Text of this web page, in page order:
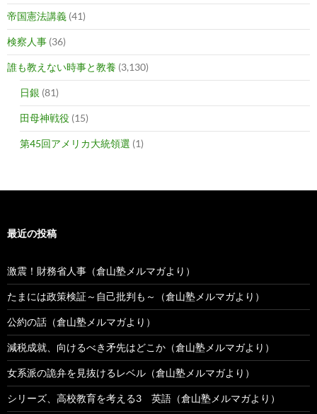
帝国憲法講義 (41)
検察人事 (36)
誰も教えない時事と教養 (3,130)
日銀 (81)
田母神戦役 (15)
第45回アメリカ大統領選 (1)
最近の投稿
激震！財務省人事（倉山塾メルマガより）
たまには政策検証～自己批判も～（倉山塾メルマガより）
公約の話（倉山塾メルマガより）
減税成就、向けるべき矛先はどこか（倉山塾メルマガより）
女系派の詭弁を見抜けるレベル（倉山塾メルマガより）
シリーズ、高校教育を考える3 英語（倉山塾メルマガより）